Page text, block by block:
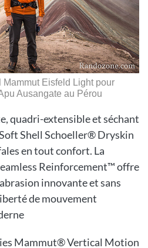
Mammut Eisfeld Light pour
Ausangate au Pérou
quadri-extensible et séchant
Shell Schoeller® Dryskin
en tout confort. La
Reinforcement™ offre
innovante et sans
de mouvement
Mammut® Vertical Motion